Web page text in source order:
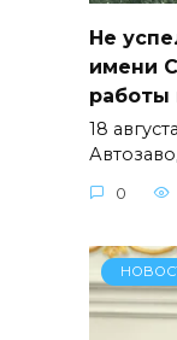
Не
имени
работы
18
0